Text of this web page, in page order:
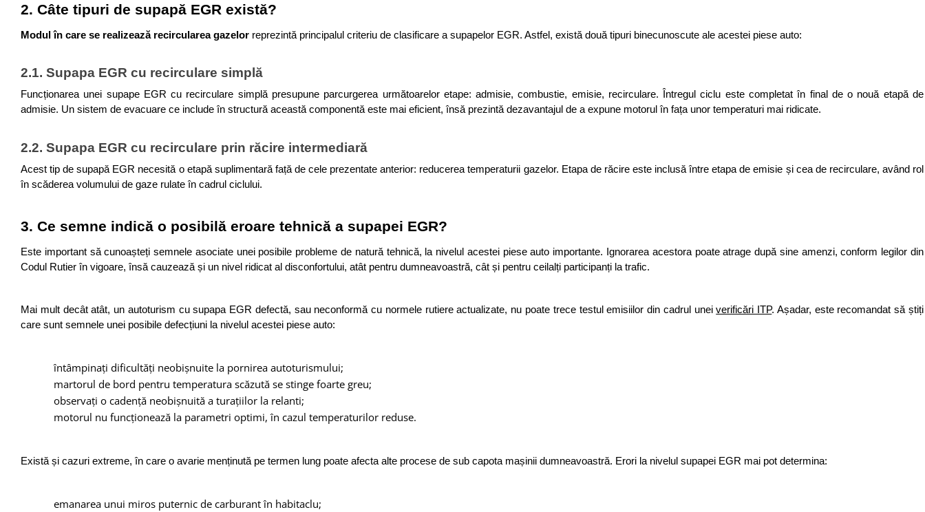
2. Câte tipuri de supapă EGR există?
Modul în care se realizează recircularea gazelor reprezintă principalul criteriu de clasificare a supapelor EGR. Astfel, există două tipuri binecunoscute ale acestei piese auto:
2.1. Supapa EGR cu recirculare simplă
Funcționarea unei supape EGR cu recirculare simplă presupune parcurgerea următoarelor etape: admisie, combustie, emisie, recirculare. Întregul ciclu este completat în final de o nouă etapă de
admisie. Un sistem de evacuare ce include în structură această componentă este mai eficient, însă prezintă dezavantajul de a expune motorul în fața unor temperaturi mai ridicate.
2.2. Supapa EGR cu recirculare prin răcire intermediară
Acest tip de supapă EGR necesită o etapă suplimentară față de cele prezentate anterior: reducerea temperaturii gazelor. Etapa de răcire este inclusă între etapa de emisie și cea de recirculare, având rol
în scăderea volumului de gaze rulate în cadrul ciclului.
3. Ce semne indică o posibilă eroare tehnică a supapei EGR?
Este important să cunoașteți semnele asociate unei posibile probleme de natură tehnică, la nivelul acestei piese auto importante. Ignorarea acestora poate atrage după sine amenzi, conform legilor din
Codul Rutier în vigoare, însă cauzează și un nivel ridicat al disconfortului, atât pentru dumneavoastră, cât și pentru ceilalți participanți la trafic.
Mai mult decât atât, un autoturism cu supapa EGR defectă, sau neconformă cu normele rutiere actualizate, nu poate trece testul emisiilor din cadrul unei verificări ITP. Așadar, este recomandat să știți
care sunt semnele unei posibile defecțiuni la nivelul acestei piese auto:
întâmpinați dificultăți neobișnuite la pornirea autoturismului;
martorul de bord pentru temperatura scăzută se stinge foarte greu;
observați o cadență neobișnuită a turațiilor la relanti;
motorul nu funcționează la parametri optimi, în cazul temperaturilor reduse.
Există și cazuri extreme, în care o avarie menținută pe termen lung poate afecta alte procese de sub capota mașinii dumneavoastră. Erori la nivelul supapei EGR mai pot determina:
emanarea unui miros puternic de carburant în habitaclu;